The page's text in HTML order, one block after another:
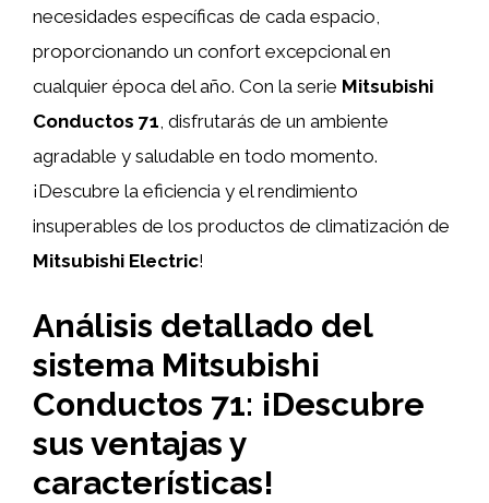
necesidades específicas de cada espacio,
proporcionando un confort excepcional en
cualquier época del año. Con la serie Mitsubishi
Conductos 71, disfrutarás de un ambiente
agradable y saludable en todo momento.
¡Descubre la eficiencia y el rendimiento
insuperables de los productos de climatización de
Mitsubishi Electric!
Análisis detallado del
sistema Mitsubishi
Conductos 71: ¡Descubre
sus ventajas y
características!